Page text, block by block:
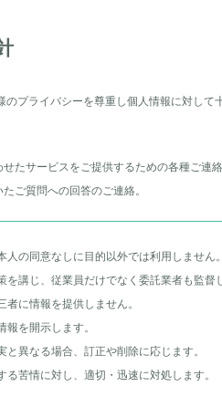
のプライバシーを尊重し個人情報に対し
たサービスをご提供するための各種ご連絡
ご質問への回答のご連絡。
人の同意なしに目的以外では利用しません。
を講じ、従業員だけでなく委託業者も監督
に情報を提供しません。
報を開示します。
異なる場合、訂正や削除に応じます。
苦情に対し、適切・迅速に対処します。